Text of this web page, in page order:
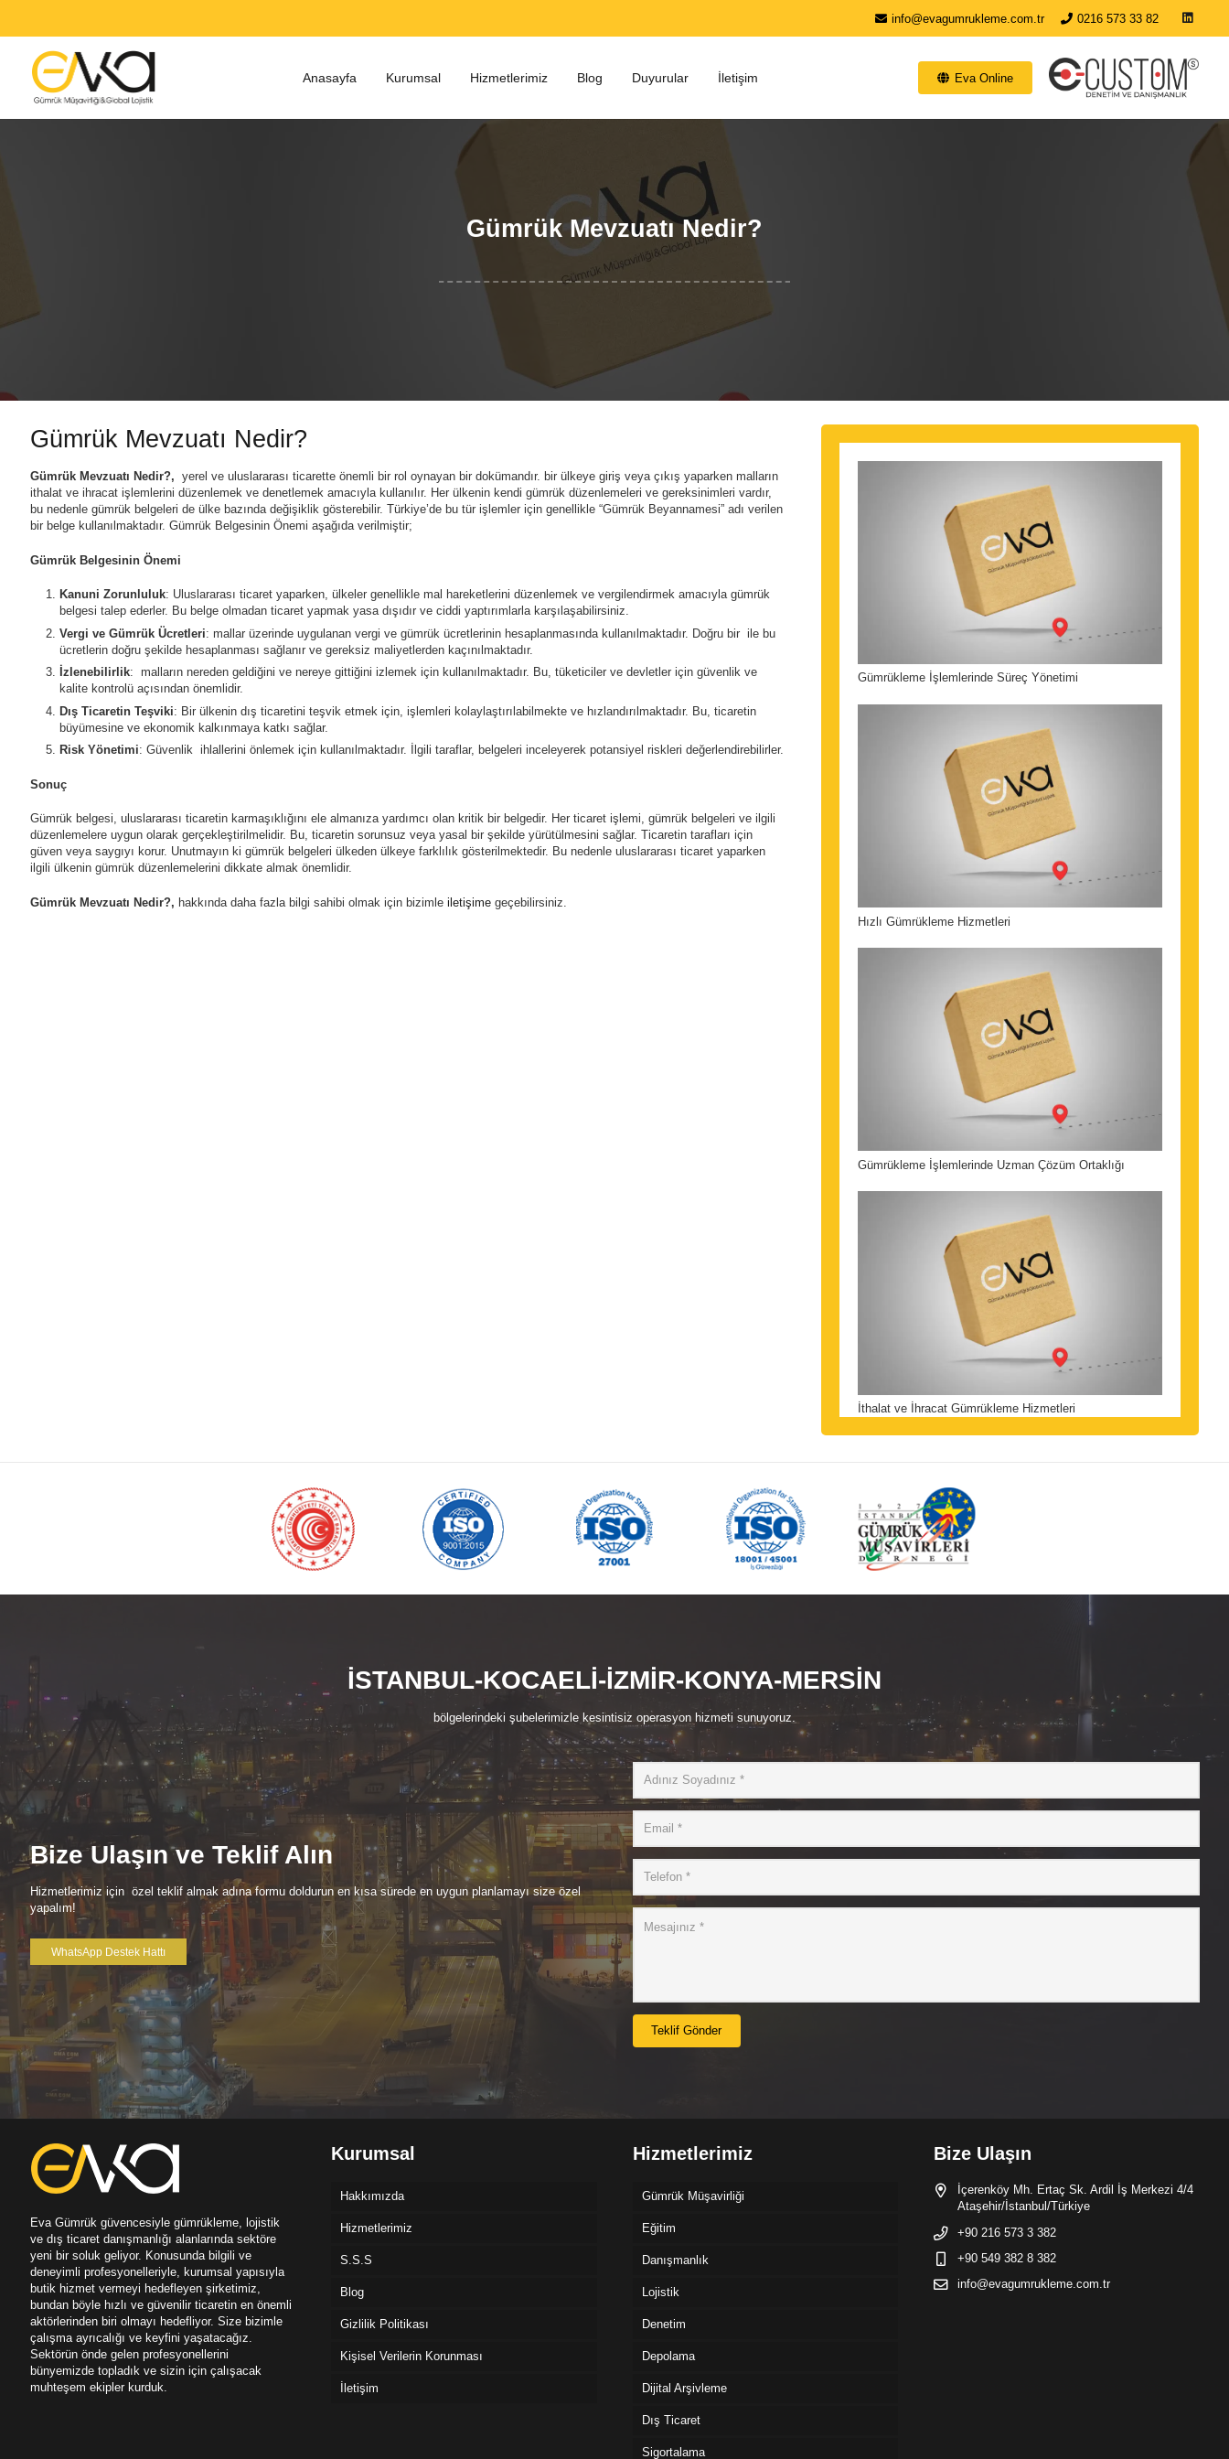
info@evagumrukleme.com.tr 0216 573 33 82
Anasayfa Kurumsal Hizmetlerimiz Blog Duyurular İletişim Eva Online
Gümrük Mevzuatı Nedir?
Gümrük Mevzuatı Nedir?
Gümrük Mevzuatı Nedir?, yerel ve uluslararası ticarette önemli bir rol oynayan bir dokümandır. bir ülkeye giriş veya çıkış yaparken malların
ithalat ve ihracat işlemlerini düzenlemek ve denetlemek amacıyla kullanılır. Her ülkenin kendi gümrük düzenlemeleri ve gereksinimleri vardır,
bu nedenle gümrük belgeleri de ülke bazında değişiklik gösterebilir. Türkiye’de bu tür işlemler için genellikle “Gümrük Beyannamesi” adı verilen
bir belge kullanılmaktadır. Gümrük Belgesinin Önemi aşağıda verilmiştir;
Gümrük Belgesinin Önemi
Kanuni Zorunluluk: Uluslararası ticaret yaparken, ülkeler genellikle mal hareketlerini düzenlemek ve vergilendirmek amacıyla gümrük
belgesi talep ederler. Bu belge olmadan ticaret yapmak yasa dışıdır ve ciddi yaptırımlarla karşılaşabilirsiniz.
Vergi ve Gümrük Ücretleri: mallar üzerinde uygulanan vergi ve gümrük ücretlerinin hesaplanmasında kullanılmaktadır. Doğru bir ile bu
ücretlerin doğru şekilde hesaplanması sağlanır ve gereksiz maliyetlerden kaçınılmaktadır.
İzlenebilirlik: malların nereden geldiğini ve nereye gittiğini izlemek için kullanılmaktadır. Bu, tüketiciler ve devletler için güvenlik ve
kalite kontrolü açısından önemlidir.
Dış Ticaretin Teşviki: Bir ülkenin dış ticaretini teşvik etmek için, işlemleri kolaylaştırılabilmekte ve hızlandırılmaktadır. Bu, ticaretin
büyümesine ve ekonomik kalkınmaya katkı sağlar.
Risk Yönetimi: Güvenlik ihlallerini önlemek için kullanılmaktadır. İlgili taraflar, belgeleri inceleyerek potansiyel riskleri değerlendirebilirler.
Sonuç
Gümrük belgesi, uluslararası ticaretin karmaşıklığını ele almanıza yardımcı olan kritik bir belgedir. Her ticaret işlemi, gümrük belgeleri ve ilgili
düzenlemelere uygun olarak gerçekleştirilmelidir. Bu, ticaretin sorunsuz veya yasal bir şekilde yürütülmesini sağlar. Ticaretin tarafları için
güven veya saygıyı korur. Unutmayın ki gümrük belgeleri ülkeden ülkeye farklılık gösterilmektedir. Bu nedenle uluslararası ticaret yaparken
ilgili ülkenin gümrük düzenlemelerini dikkate almak önemlidir.
Gümrük Mevzuatı Nedir?, hakkında daha fazla bilgi sahibi olmak için bizimle iletişime geçebilirsiniz.
Gümrükleme İşlemlerinde Süreç Yönetimi
Hızlı Gümrükleme Hizmetleri
Gümrükleme İşlemlerinde Uzman Çözüm Ortaklığı
İthalat ve İhracat Gümrükleme Hizmetleri
İSTANBUL-KOCAELİ-İZMİR-KONYA-MERSİN
bölgelerindeki şubelerimizle kesintisiz operasyon hizmeti sunuyoruz.
Bize Ulaşın ve Teklif Alın
Hizmetlerimiz için özel teklif almak adına formu doldurun en kısa sürede en uygun planlamayı size özel
yapalım!
WhatsApp Destek Hattı
Teklif Gönder
Eva Gümrük güvencesiyle gümrükleme, lojistik
ve dış ticaret danışmanlığı alanlarında sektöre
yeni bir soluk geliyor. Konusunda bilgili ve
deneyimli profesyonelleriyle, kurumsal yapısıyla
butik hizmet vermeyi hedefleyen şirketimiz,
bundan böyle hızlı ve güvenilir ticaretin en önemli
aktörlerinden biri olmayı hedefliyor. Size bizimle
çalışma ayrıcalığı ve keyfini yaşatacağız.
Sektörün önde gelen profesyonellerini
bünyemizde topladık ve sizin için çalışacak
muhteşem ekipler kurduk.
Kurumsal
Hakkımızda
Hizmetlerimiz
S.S.S
Blog
Gizlilik Politikası
Kişisel Verilerin Korunması
İletişim
Hizmetlerimiz
Gümrük Müşavirliği
Eğitim
Danışmanlık
Lojistik
Denetim
Depolama
Dijital Arşivleme
Dış Ticaret
Sigortalama
Bize Ulaşın
İçerenköy Mh. Ertaç Sk. Ardil İş Merkezi 4/4
Ataşehir/İstanbul/Türkiye
+90 216 573 3 382
+90 549 382 8 382
info@evagumrukleme.com.tr